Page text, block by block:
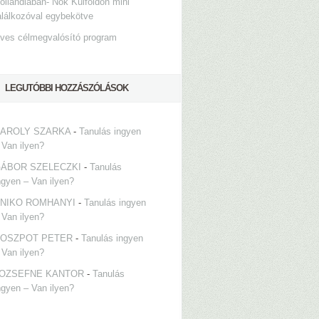
egybekötve
célmegvalósító program
LEGUTÓBBI HOZZÁSZÓLÁSOK
SZARKA- Tanulás ingyen
ilyen?
SZELECZKI
- Tanulás
– Van ilyen?
ROMHANYI - Tanulás ingyen
ilyen?
PETER - Tanulás ingyen
ilyen?
KANTOR - Tanulás
– Van ilyen?